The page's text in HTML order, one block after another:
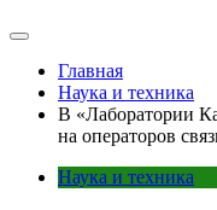
Главная
Наука и техника
В «Лаборатории
на операторов
Наука и техника